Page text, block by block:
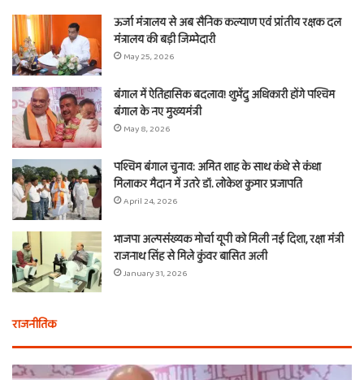
ऊर्जा मंत्रालय से अब सैनिक कल्याण एवं प्रांतीय रक्षक दल
मंत्रालय की बड़ी जिम्मेदारी
May 25, 2026
बंगाल में ऐतिहासिक बदलाव! शुभेंदु अधिकारी होंगे पश्चिम
बंगाल के नए मुख्यमंत्री
May 8, 2026
पश्चिम बंगाल चुनाव: अमित शाह के साथ कंधे से कंधा
मिलाकर मैदान में उतरे डॉ. लोकेश कुमार प्रजापति
April 24, 2026
भाजपा अल्पसंख्यक मोर्चा यूपी को मिली नई दिशा, रक्षा मंत्री
राजनाथ सिंह से मिले कुंवर बासित अली
January 31, 2026
राजनीतिक